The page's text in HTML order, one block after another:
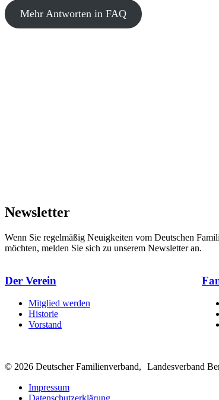
Mehr Antworten in FAQ
Newsletter
Wenn Sie regelmäßig Neuigkeiten vom Deutschen
möchten, melden Sie sich zu unserem Newsletter an.
Der Verein
Mitglied werden
Historie
Vorstand
© 2026 Deutscher Familienverband, Landesverband
Impressum